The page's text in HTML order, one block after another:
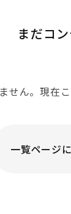
まだコ
せん。現在
一覧ページ